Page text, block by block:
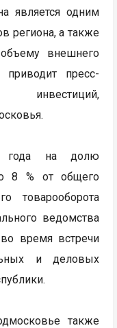
является одним
региона, а также
внешнего
приводит пресс-
инвестиций,
года на долю
8 % от общего
товарооборота
ведомства
время встречи
и деловых
также